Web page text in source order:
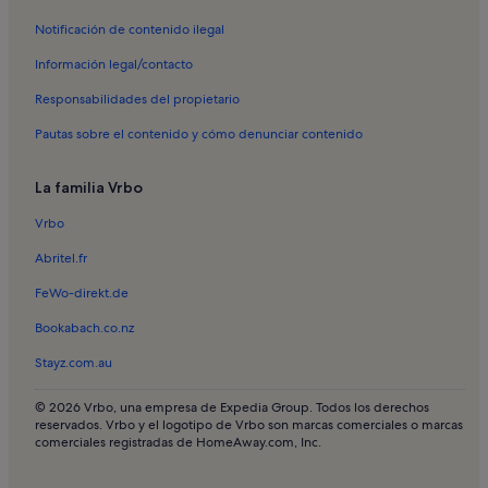
Alquileres vacacionales en Sa Caleta
Alquileres vacacionales en Son Blanc
Alquileres vacacionales en Son Carrió
Alquileres vacacionales en Sa Torre del Ram
Apartamentos en Cala Galdana
Apartamentos en Cala Morell
Apartamentos en Cala Santandria
Apartamentos en Cala'n Bosch
Apartamentos en Ciudadela de Menorca
Notificación de contenido ilegal
Información legal/contacto
Responsabilidades del propietario
Pautas sobre el contenido y cómo denunciar contenido
La familia Vrbo
Vrbo
Abritel.fr
FeWo-direkt.de
Bookabach.co.nz
Stayz.com.au
© 2026 Vrbo, una empresa de Expedia Group. Todos los derechos
reservados. Vrbo y el logotipo de Vrbo son marcas comerciales o marcas
comerciales registradas de HomeAway.com, Inc.